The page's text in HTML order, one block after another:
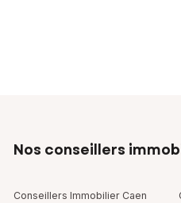
Nos conseillers
Conseillers Immobilier Caen